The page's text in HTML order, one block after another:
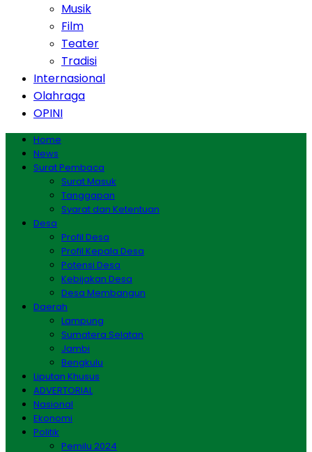
Musik
Film
Teater
Tradisi
Internasional
Olahraga
OPINI
Home
News
Surat Pembaca
Surat Masuk
Tanggapan
Syarat dan Ketentuan
Desa
Profil Desa
Profil Kepala Desa
Potensi Desa
Kebijakan Desa
Desa Membangun
Daerah
Lampung
Sumatera Selatan
Jambi
Bengkulu
Liputan Khusus
ADVERTORIAL
Nasional
Ekonomi
Politik
Pemilu 2024